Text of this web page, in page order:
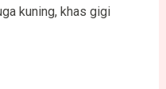
kuning, khas gigi